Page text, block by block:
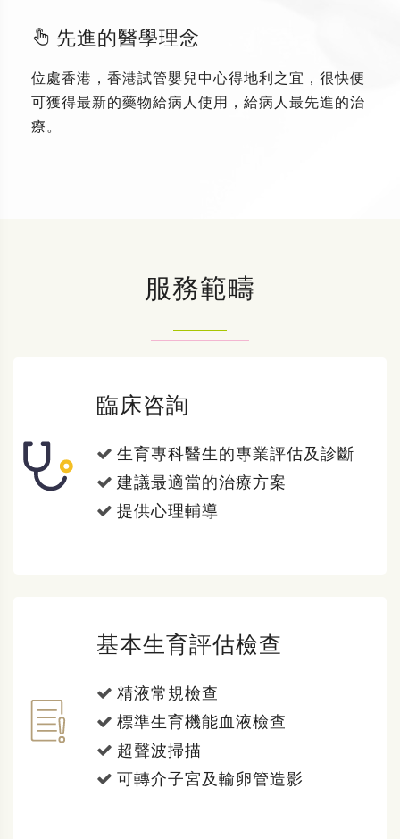
先進的醫學理念
位處香港，香港試管嬰兒中心得地利之宜，很快便
可獲得最新的藥物給病人使用，給病人最先進的治
療。
服務範疇
臨床咨詢
生育專科醫生的專業評估及診斷
建議最適當的治療方案
提供心理輔導
基本生育評估檢查
精液常規檢查
標準生育機能血液檢查
超聲波掃描
可轉介子宮及輸卵管造影